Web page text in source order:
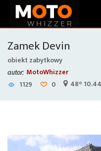
Zamek Devin
obiekt zabytkowy
autor: MotoWhizzer
1129
0 48°